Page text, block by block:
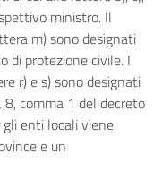
ministro. Il
m) sono designati
di protezione civile. I
r) e s) sono designati
comma 1 del decreto
enti locali viene
e un